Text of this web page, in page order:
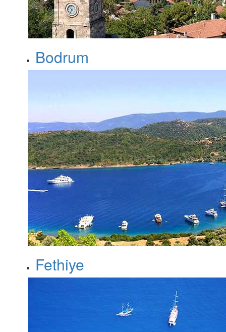
Bodrum
Fethiye